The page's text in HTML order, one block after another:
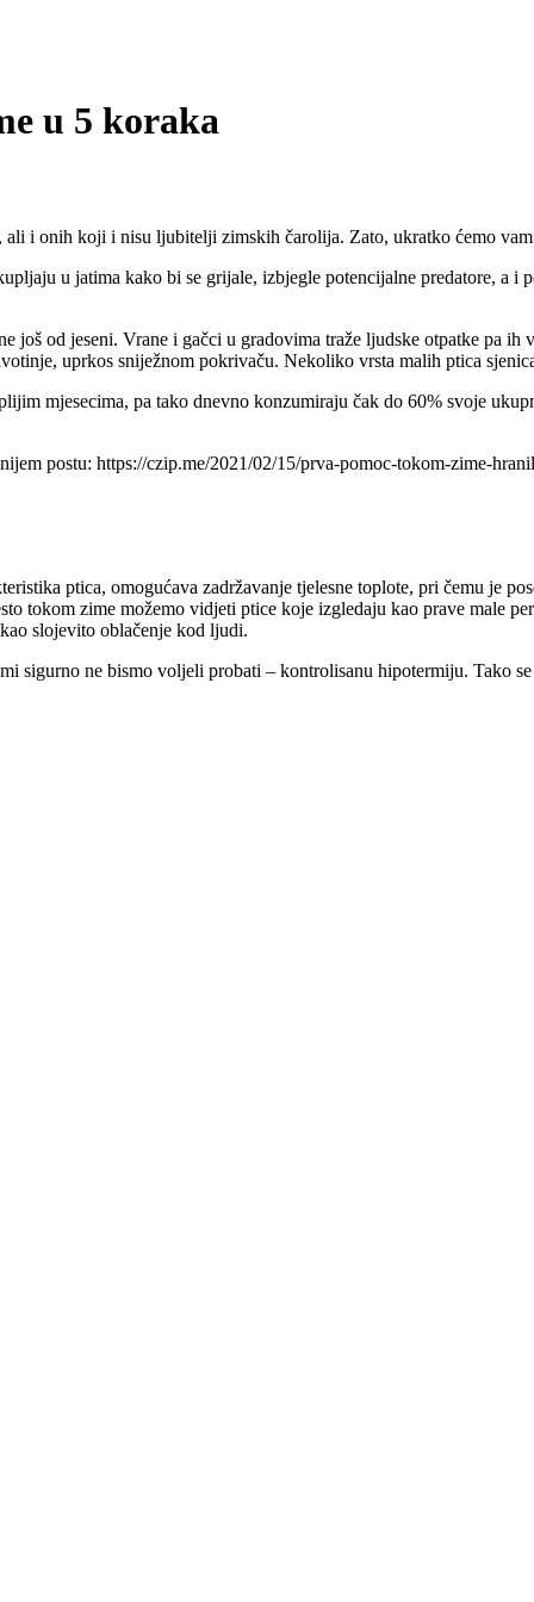
u 5 koraka
i onih koji i nisu ljubitelji zimskih čarolija. Zato, ukratko ćemo
u jatima kako bi se grijale, izbjegle potencijalne predatore, a i
još od jeseni. Vrane i gačci u gradovima traže ljudske otpatke pa
uprkos sniježnom pokrivaču. Nekoliko vrsta malih ptica
mjesecima, pa tako dnevno konzumiraju čak do 60% svoje
postu: https://czip.me/2021/02/15/prva-pomoc-tokom-zime-
ptica, omogućava zadržavanje tjelesne toplote, pri čemu je
tokom zime možemo vidjeti ptice koje izgledaju kao prave male
slojevito oblačenje kod ljudi.
sigurno ne bismo voljeli probati – kontrolisanu hipotermiju. Tako